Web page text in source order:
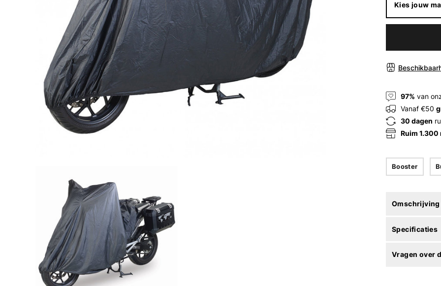
Kies jouw
97% van
Vanaf €50
30 dagen
Ruim 1.300
Booster
Omschrijving
Specificaties
Vragen over